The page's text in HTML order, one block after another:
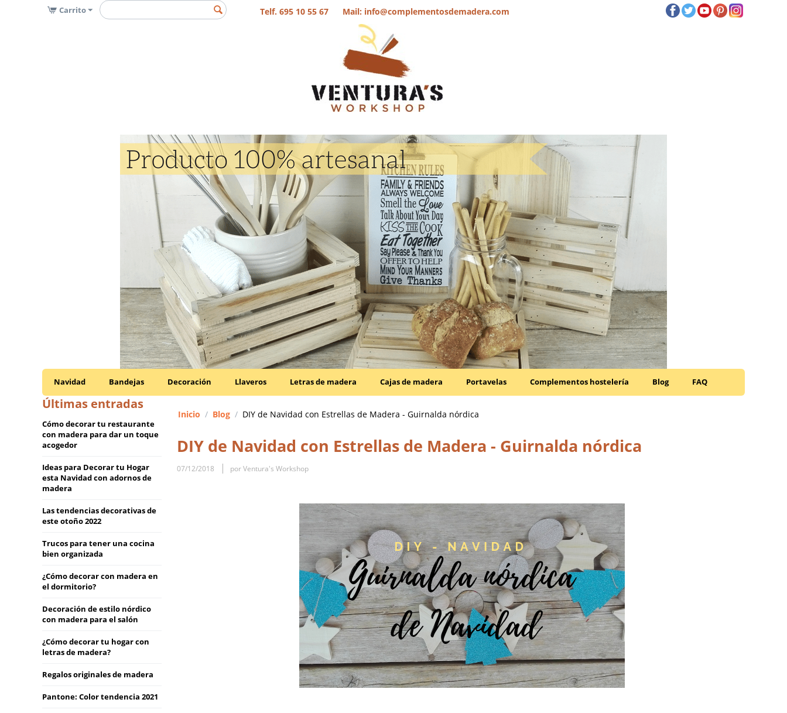
Carrito Telf. 695 10 55 67 Mail: info@complementosdemadera.com
Navidad Bandejas Decoración Llaveros Letras de madera Cajas de madera Portavelas Complementos hostelería Blog FAQ
Últimas entradas
Cómo decorar tu restaurante
con madera para dar un toque
acogedor
Ideas para Decorar tu Hogar
esta Navidad con adornos de
madera
Las tendencias decorativas de
este otoño 2022
Trucos para tener una cocina
bien organizada
¿Cómo decorar con madera en
el dormitorio?
Decoración de estilo nórdico
con madera para el salón
¿Cómo decorar tu hogar con
letras de madera?
Regalos originales de madera
Pantone: Color tendencia 2021
Inicio / Blog / DIY de Navidad con Estrellas de Madera - Guirnalda nórdica
DIY de Navidad con Estrellas de Madera - Guirnalda nórdica
07/12/2018 por Ventura's Workshop